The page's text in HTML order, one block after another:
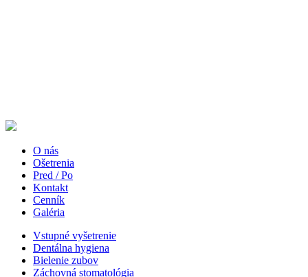
O nás
Ošetrenia
Pred / Po
Kontakt
Cenník
Galéria
Vstupné vyšetrenie
Dentálna hygiena
Bielenie zubov
Záchovná stomatológia